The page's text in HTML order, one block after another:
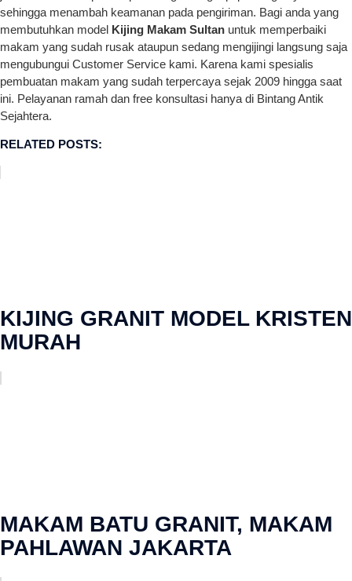
sehingga menambah keamanan pada pengiriman. Bagi anda yang
membutuhkan model Kijing Makam Sultan untuk memperbaiki
makam yang sudah rusak ataupun sedang mengijingi langsung saja
mengubungui Customer Service kami. Karena kami spesialis
pembuatan makam yang sudah terpercaya sejak 2009 hingga saat
ini. Pelayanan ramah dan free konsultasi hanya di Bintang Antik
Sejahtera.
RELATED POSTS:
KIJING GRANIT MODEL KRISTEN
MURAH
MAKAM BATU GRANIT, MAKAM
PAHLAWAN JAKARTA